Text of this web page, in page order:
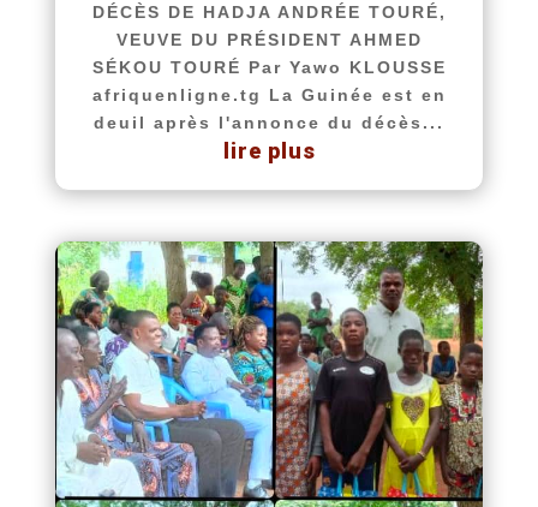
DÉCÈS DE HADJA ANDRÉE TOURÉ,
VEUVE DU PRÉSIDENT AHMED
SÉKOU TOURÉ Par Yawo KLOUSSE
afriquenligne.tg La Guinée est en
deuil après l'annonce du décès...
lire plus